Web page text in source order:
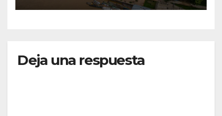
RUTAS FORTALECEN LA
Deja una respuesta